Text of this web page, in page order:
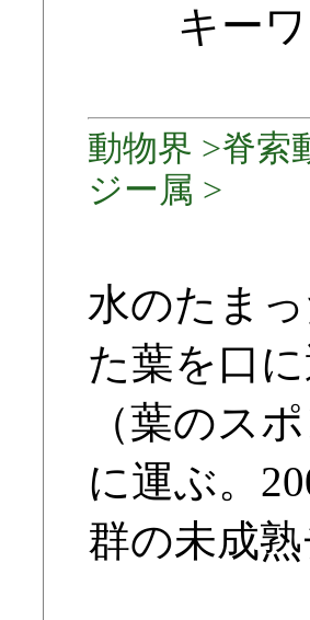
キー
動物界 >脊索
ジー属 >
水のたま
た葉を口
（葉のス
に運ぶ。
群の未成